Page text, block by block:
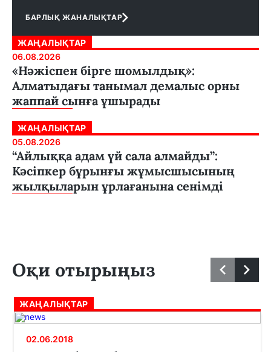
БАРЛЫҚ ЖАНАЛЫҚТАР
ЖАҢАЛЫҚТАР
06.08.2026
«Нәжіспен бірге шомылдық»:
Алматыдағы танымал демалыс орны
жаппай сынға ұшырады
ЖАҢАЛЫҚТАР
05.08.2026
“Айлыққа адам үй сала алмайды”:
Кәсіпкер бұрынғы жұмысшысының
жылқыларын ұрлағанына сенімді
Оқи отырыңыз
ЖАҢАЛЫҚТАР
02.06.2018